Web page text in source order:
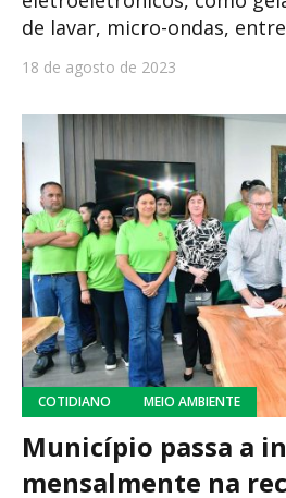
de lavar, micro-ondas,
18 de agosto de 2023
COTIDIANO MEIO AMBIENTE
Município passa a
mensalmente na